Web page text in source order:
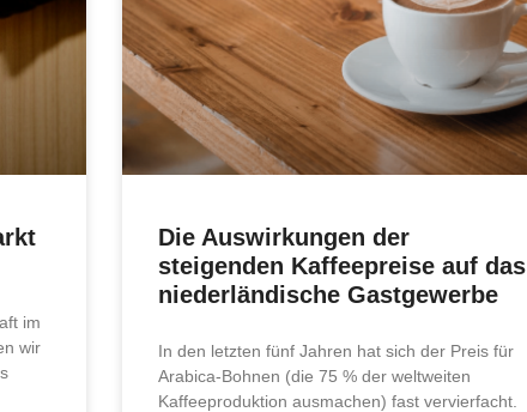
im
wir
Die Auswirkungen der
steigenden Kaffeepreise auf das
niederländische Gastgewerbe
In den letzten fünf Jahren hat sich der Preis für
Arabica-Bohnen (die 75 % der weltweiten
Kaffeeproduktion ausmachen) fast vervierfacht.